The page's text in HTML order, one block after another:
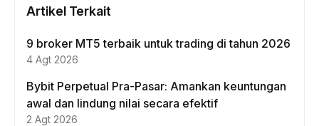
Artikel Terkait
9 broker MT5 terbaik untuk trading di tahun 2026
4 Agt 2026
Bybit Perpetual Pra-Pasar: Amankan keuntungan
awal dan lindung nilai secara efektif
2 Agt 2026